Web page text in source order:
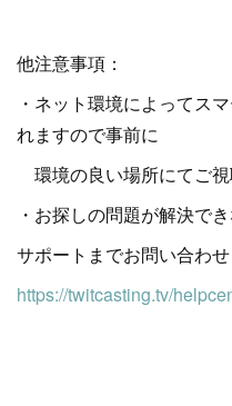
他注意事項：
・ネット環境によってス
れますので事前に
環境の良い場所にてご視
・お探しの問題が解決でき
サポートまでお問い合わせ
https://twitcasting.tv/